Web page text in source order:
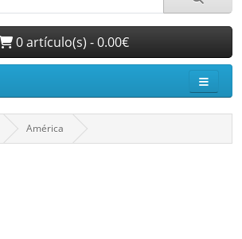
0 artículo(s) - 0.00€
América